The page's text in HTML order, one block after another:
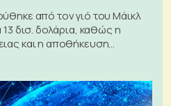
από τον γιό του Μάικλ
δισ. δολάρια, καθώς η
και η αποθήκευση